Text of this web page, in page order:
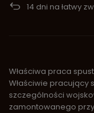
14 dni na łatwy
Właściwa praca
Właściwie pracujący
szczególności
zamontowanego